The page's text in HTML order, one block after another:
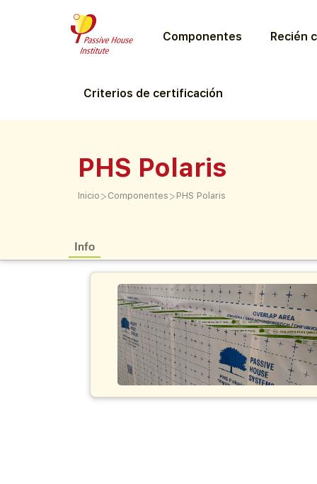
Componentes Recién
Criterios de certificación
PHS Polaris
Inicio > Componentes > PHS Polaris
Info